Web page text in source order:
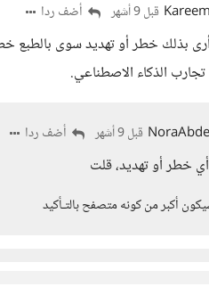
قبل 9 أشهر أضف ردا
الذكاء الاصطناعي.
قبل 9 أشهر أضف ردا
خطر أو تهديد، قلت
أكبر من كونه متصفح بالتـأكيد